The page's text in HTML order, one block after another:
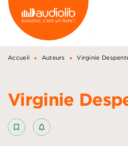
MENU RECHERCHE
PIED DE PAGE
Accueil • Auteurs • Virginie
Virginie
bookmark_border notifications_none_outlined